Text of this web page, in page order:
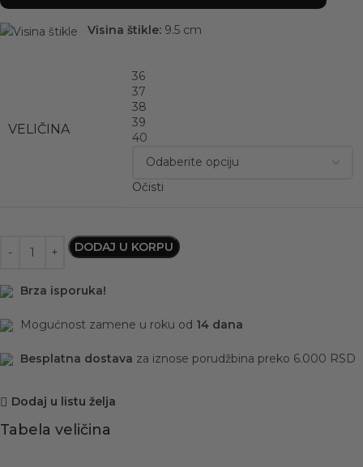
Visina štikle: 9.5 cm
VELIČINA
36
37
38
39
40
Očisti
DODAJ U KORPU
Brza isporuka!
Mogućnost zamene u roku od 14 dana
Besplatna dostava za iznose porudžbina preko 6.000 RSD
Dodaj u listu želja
Tabela veličina